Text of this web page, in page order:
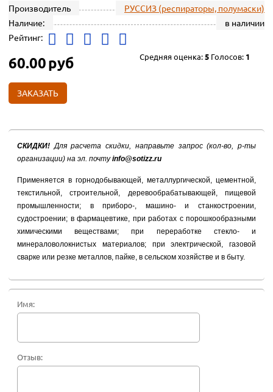
Производитель
РУССИЗ (респираторы, полумаски)
Наличие:
в наличии
Рейтинг:
Средняя оценка:5 Голосов: 1
60.00руб
ЗАКАЗАТЬ
СКИДКИ! Для расчета скидки, направьте запрос (кол-во, р-ты
организации) на эл. почтуinfo@sotizz.ru
Применяется в горнодобывающей, металлургической, цементной,
текстильной, строительной, деревообрабатывающей, пищевой
промышленности; в приборо-, машино- и станкостроении,
судостроении; в фармацевтике, при работах с порошкообразными
химическими веществами; при переработке стекло- и
минераловолокнистых материалов; при электрической, газовой
сварке или резке металлов, пайке, в сельском хозяйстве и в быту.
Имя:
Отзыв: